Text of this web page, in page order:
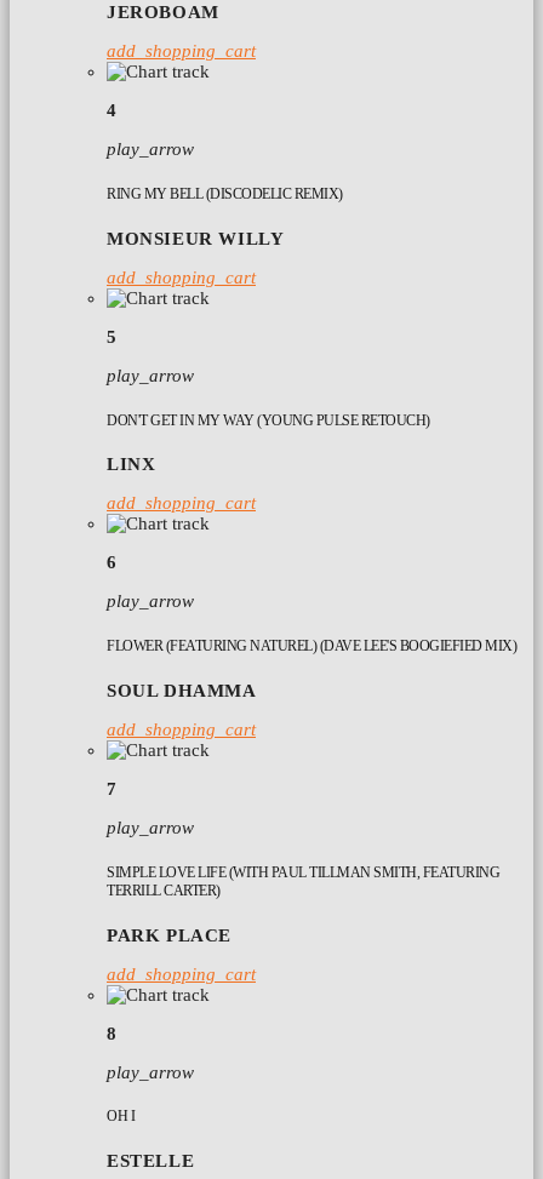
JEROBOAM
add_shopping_cart
4
play_arrow
RING MY BELL (DISCODELIC REMIX)
MONSIEUR WILLY
add_shopping_cart
5
play_arrow
DON'T GET IN MY WAY (YOUNG PULSE RETOUCH)
LINX
add_shopping_cart
6
play_arrow
FLOWER (FEATURING NATUREL) (DAVE LEE'S BOOGIEFIED MIX)
SOUL DHAMMA
add_shopping_cart
7
play_arrow
SIMPLE LOVE LIFE (WITH PAUL TILLMAN SMITH, FEATURING
TERRILL CARTER)
PARK PLACE
add_shopping_cart
8
play_arrow
OH I
ESTELLE